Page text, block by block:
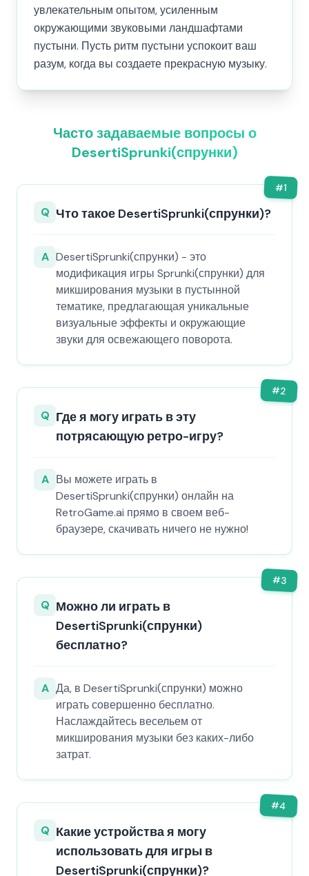
увлекательным опытом, усиленным
окружающими звуковыми ландшафтами
пустыни. Пусть ритм пустыни успокоит ваш
разум, когда вы создаете прекрасную музыку.
Часто задаваемые вопросы о
DesertiSprunki(спрунки)
#1
Q Что такое DesertiSprunki(спрунки)?
A DesertiSprunki(спрунки) - это
модификация игры Sprunki(спрунки) для
микширования музыки в пустынной
тематике, предлагающая уникальные
визуальные эффекты и окружающие
звуки для освежающего поворота.
#2
Q Где я могу играть в эту
потрясающую ретро-игру?
A Вы можете играть в
DesertiSprunki(спрунки) онлайн на
RetroGame.ai прямо в своем веб-
браузере, скачивать ничего не нужно!
#3
Q Можно ли играть в
DesertiSprunki(спрунки)
бесплатно?
A Да, в DesertiSprunki(спрунки) можно
играть совершенно бесплатно.
Наслаждайтесь весельем от
микширования музыки без каких-либо
затрат.
#4
Q Какие устройства я могу
использовать для игры в
DesertiSprunki(спрунки)?